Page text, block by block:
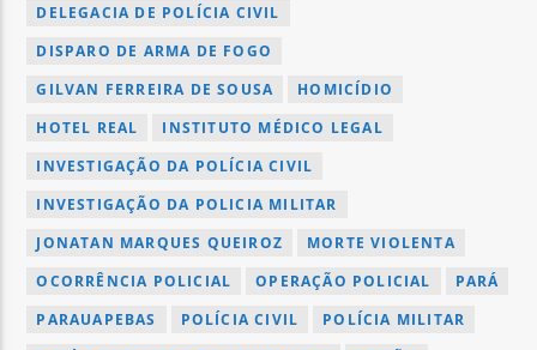
DELEGACIA DE POLÍCIA CIVIL
DISPARO DE ARMA DE FOGO
GILVAN FERREIRA DE SOUSA
HOMICÍDIO
HOTEL REAL
INSTITUTO MÉDICO LEGAL
INVESTIGAÇÃO DA POLÍCIA CIVIL
INVESTIGAÇÃO DA POLICIA MILITAR
JONATAN MARQUES QUEIROZ
MORTE VIOLENTA
OCORRÊNCIA POLICIAL
OPERAÇÃO POLICIAL
PARÁ
PARAUAPEBAS
POLÍCIA CIVIL
POLÍCIA MILITAR